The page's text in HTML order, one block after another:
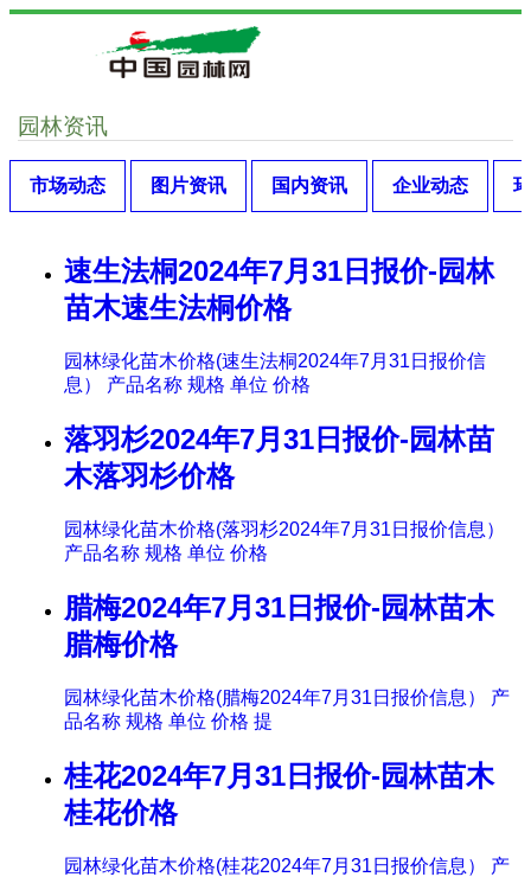
园林资讯
市场动态 图片资讯 国内资讯 企业动态
速生法桐2024年7月31日报价-园林
苗木速生法桐价格
园林绿化苗木价格(速生法桐2024年7月31日报价信
息） 产品名称 规格 单位 价格
落羽杉2024年7月31日报价-园林苗
木落羽杉价格
园林绿化苗木价格(落羽杉2024年7月31日报价信息）
产品名称 规格 单位 价格
腊梅2024年7月31日报价-园林苗木
腊梅价格
园林绿化苗木价格(腊梅2024年7月31日报价信息） 产
品名称 规格 单位 价格 提
桂花2024年7月31日报价-园林苗木
桂花价格
园林绿化苗木价格(桂花2024年7月31日报价信息） 产